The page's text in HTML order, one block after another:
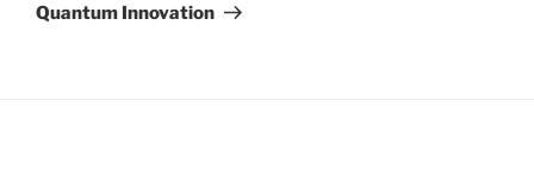
Quantum Innovation